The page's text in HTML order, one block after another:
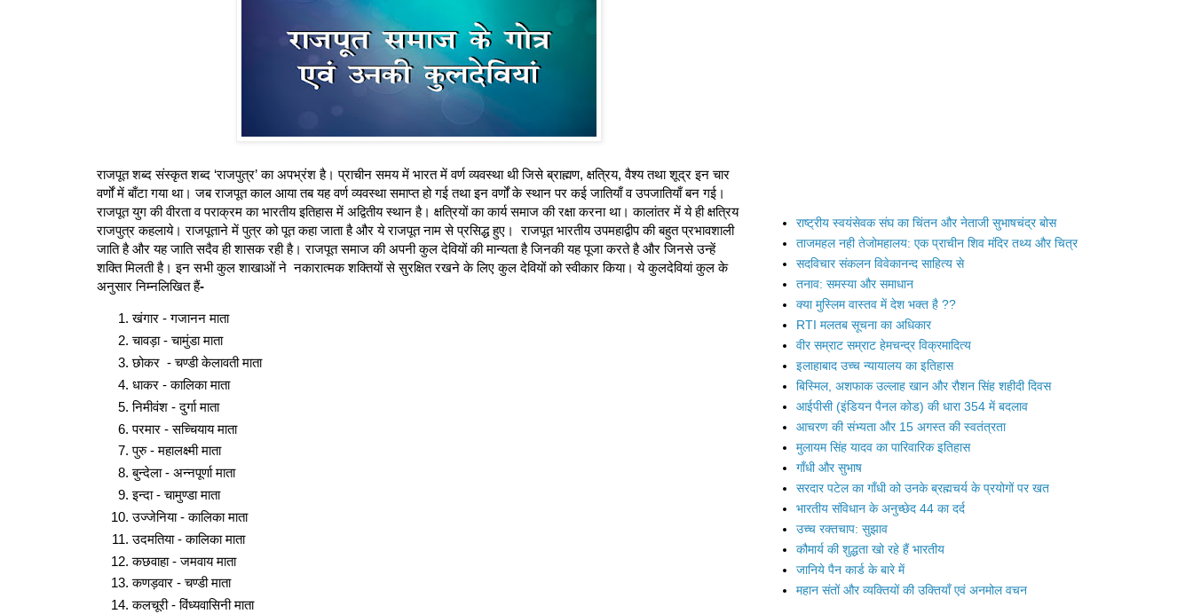
राजपूत शब्द संस्कृत शब्द ‘राजपुत्र’ का अपभ्रंश है। प्राचीन समय में भारत में वर्ण व्यवस्था थी जिसे ब्राह्मण, क्षत्रिय, वैश्य तथा शूद्र इन चार
वर्णों में बाँटा गया था। जब राजपूत काल आया तब यह वर्ण व्यवस्था समाप्त हो गई तथा इन वर्णों के स्थान पर कई जातियाँ व उपजातियाँ बन गई।
राजपूत युग की वीरता व पराक्रम का भारतीय इतिहास में अद्वितीय स्थान है। क्षत्रियों का कार्य समाज की रक्षा करना था। कालांतर में ये ही क्षत्रिय
राजपुत्र कहलाये। राजपूताने में पुत्र को पूत कहा जाता है और ये राजपूत नाम से प्रसिद्ध हुए। राजपूत भारतीय उपमहाद्वीप की बहुत प्रभावशाली
जाति है और यह जाति सदैव ही शासक रही है। राजपूत समाज की अपनी कुल देवियों की मान्यता है जिनकी यह पूजा करते है और जिनसे उन्हें
शक्ति मिलती है। इन सभी कुल शाखाओं ने नकारात्मक शक्तियों से सुरक्षित रखने के लिए कुल देवियों को स्वीकार किया। ये कुलदेवियां कुल के
अनुसार निम्नलिखित हैं-
खंगार - गजानन माता
चावड़ा - चामुंडा माता
छोकर - चण्डी केलावती माता
धाकर - कालिका माता
निमीवंश - दुर्गा माता
परमार - सच्चियाय माता
पुरु - महालक्ष्मी माता
बुन्देला - अन्नपूर्णा माता
इन्दा - चामुण्डा माता
उज्जेनिया - कालिका माता
उदमतिया - कालिका माता
कछवाहा - जमवाय माता
कणड़वार - चण्डी माता
कलचूरी - विंध्यवासिनी माता
राष्ट्रीय स्वयंसेवक संघ का चिंतन और नेताजी सुभाषचंद्र बोस
ताजमहल नही तेजोमहालय: एक प्राचीन शिव मंदिर तथ्य और चित्र
सदविचार संकलन विवेकानन्द साहित्य से
तनाव: समस्या और समाधान
क्या मुस्लिम वास्तव में देश भक्त है ??
RTI मलतब सूचना का अधिकार
वीर सम्राट सम्राट हेमचन्द्र विक्रमादित्य
इलाहाबाद उच्च न्यायालय का इतिहास
बिस्मिल, अशफाक उल्लाह खान और रौशन सिंह शहीदी दिवस
आईपीसी (इंडियन पैनल कोड) की धारा 354 में बदलाव
आचरण की संभ्यता और 15 अगस्त की स्वतंत्रता
मुलायम सिंह यादव का पारिवारिक इतिहास
गाँधी और सुभाष
सरदार पटेल का गाँधी को उनके ब्रह्मचर्य के प्रयोगों पर खत
भारतीय संविधान के अनुच्छेद 44 का दर्द
उच्च रक्तचाप: सुझाव
कौमार्य की शुद्धता खो रहे हैं भारतीय
जानिये पैन कार्ड के बारे में
महान संतों और व्यक्तियों की उक्तियाँ एवं अनमोल वचन